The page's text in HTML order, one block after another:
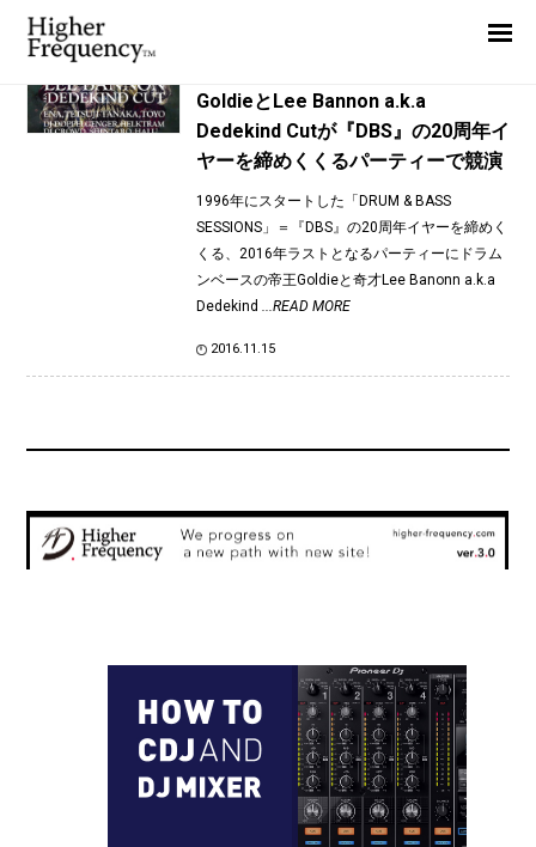
TAG: Goldie
GoldieとLee Bannon a.k.a
Dedekind Cutが『DBS』の20周年イ
ヤーを締めくくるパーティーで競演
1996年にスタートした「DRUM & BASS
SESSIONS」＝『DBS』の20周年イヤーを締めく
くる、2016年ラストとなるパーティーにドラム
ンベースの帝王Goldieと奇才Lee Banonn a.k.a
Dedekind ...READ MORE
2016.11.15
News
Interview
Report